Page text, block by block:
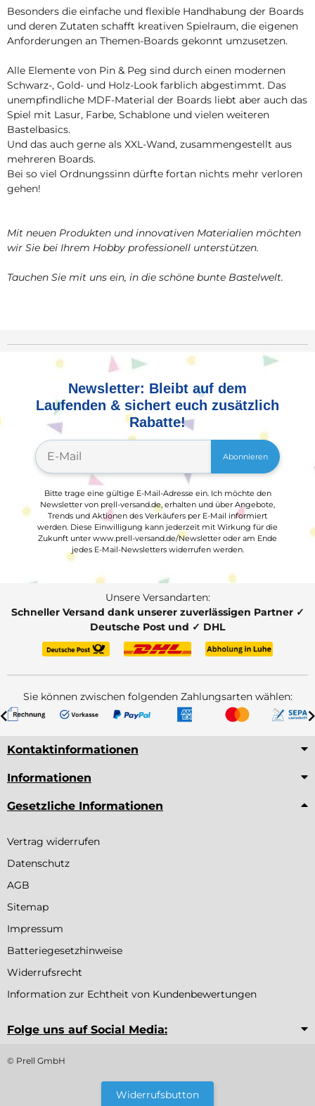
Besonders die einfache und flexible Handhabung der Boards
und deren Zutaten schafft kreativen Spielraum, die eigenen
Anforderungen an Themen-Boards gekonnt umzusetzen.
Alle Elemente von Pin & Peg sind durch einen modernen
Schwarz-, Gold- und Holz-Look farblich abgestimmt. Das
unempfindliche MDF-Material der Boards liebt aber auch das
Spiel mit Lasur, Farbe, Schablone und vielen weiteren
Bastelbasics.
Und das auch gerne als XXL-Wand, zusammengestellt aus
mehreren Boards.
Bei so viel Ordnungssinn dürfte fortan nichts mehr verloren
gehen!
Mit neuen Produkten und innovativen Materialien möchten
wir Sie bei Ihrem Hobby professionell unterstützen.
Tauchen Sie mit uns ein, in die schöne bunte Bastelwelt.
Newsletter: Bleibt auf dem
Laufenden & sichert euch zusätzlich
Rabatte!
Abonnieren
Bitte trage eine gültige E-Mail-Adresse ein. Ich möchte den
Newsletter von prell-versand.de, erhalten und über Angebote,
Trends und Aktionen des Verkäufers per E-Mail informiert
werden. Diese Einwilligung kann jederzeit mit Wirkung für die
Zukunft unter www.prell-versand.de/Newsletter oder am Ende
jedes E-Mail-Newsletters widerrufen werden.
Unsere Versandarten:
Schneller Versand dank unserer zuverlässigen Partner ✓
Deutsche Post und ✓ DHL
Sie können zwischen folgenden Zahlungsarten wählen:
Kontaktinformationen
Informationen
Gesetzliche Informationen
Vertrag widerrufen
Datenschutz
AGB
Sitemap
Impressum
Batteriegesetzhinweise
Widerrufsrecht
Information zur Echtheit von Kundenbewertungen
Folge uns auf Social Media:
© Prell GmbH
Widerrufsbutton